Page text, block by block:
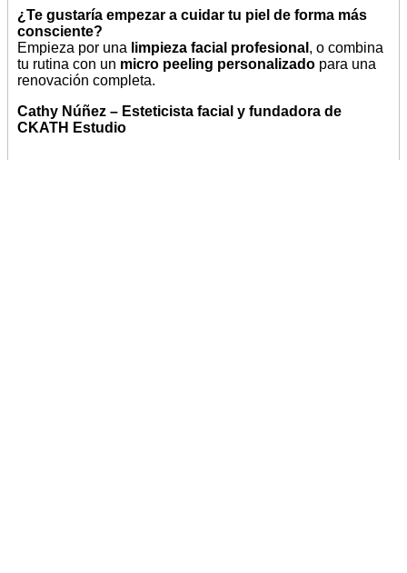
¿Te gustaría empezar a cuidar tu piel de forma más
consciente?
Empieza por una limpieza facial profesional , o combina
tu rutina con un micro peeling personalizado para una
renovación completa.
Cathy Núñez – Esteticista facial y fundadora de
CKATH Estudio